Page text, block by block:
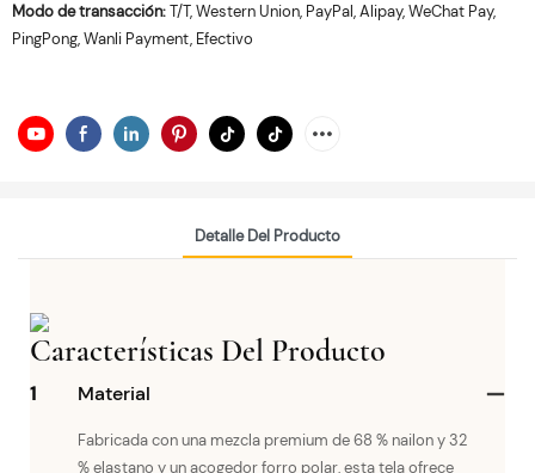
Modo de transacción:T/T, Western Union, PayPal, Alipay, WeChat Pay,
PingPong, Wanli Payment, Efectivo
Detalle Del Producto
Características Del Producto
1 Material
Fabricada con una mezcla premium de 68 % nailon y 32
% elastano y un acogedor forro polar, esta tela ofrece